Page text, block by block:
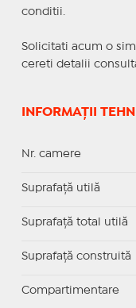
conditii.
Solicitati acum o
cereti detalii
INFORMAȚII
Nr. camere
Suprafaţă utilă
Suprafaţă total utilă
Suprafaţă construită
Compartimentare